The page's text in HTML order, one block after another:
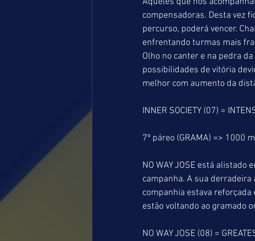
compensadoras. Desta vez
percurso, poderá vencer.
enfrentando turmas mais
Olho no canter e na pedra
possibilidades de vitória
melhor com aumento da
INNER SOCIETY (07) =
7º páreo (GRAMA) => 1000
NO WAY JOSE está
campanha. A sua derradeira
companhia estava reforçada
estão voltando ao gramado
NO WAY JOSE (08) =